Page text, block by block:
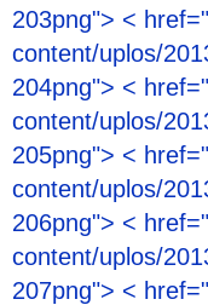
203png"> <
content/uplos/
204png"> <
content/uplos/
205png"> <
content/uplos/
206png"> <
content/uplos/
207png"> <